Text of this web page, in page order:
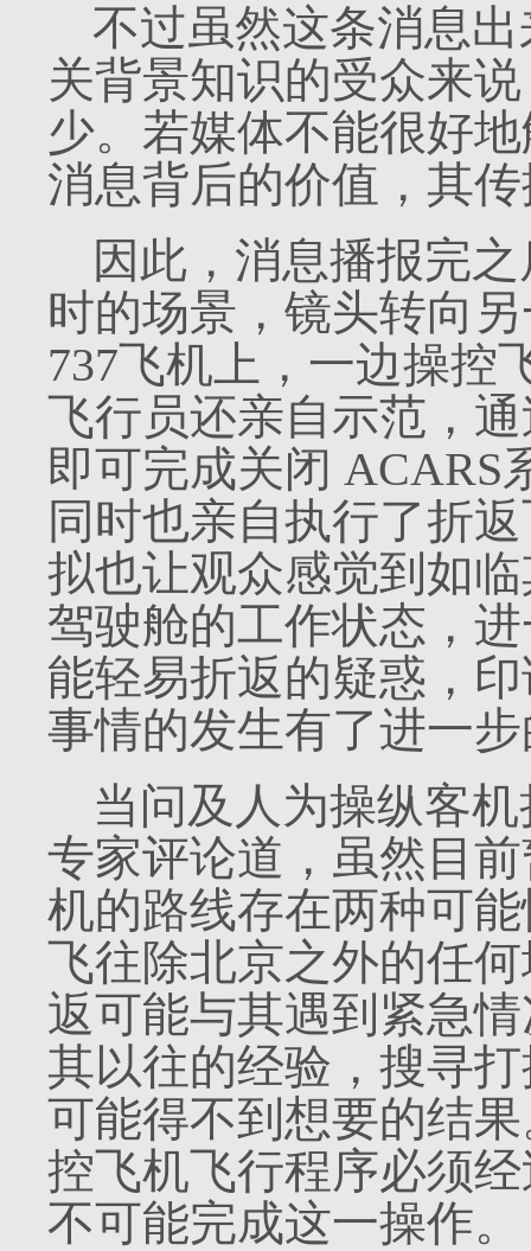
不过虽然这条消息
关背景知识的受众来
少。若媒体不能很好
消息背后的价值，其
因此，消息播报完
时的场景，镜头转向
737飞机上，一边操控
飞行员还亲自示范，
即可完成关闭 ACARS
同时也亲自执行了折
拟也让观众感觉到如
驾驶舱的工作状态，
能轻易折返的疑惑，
事情的发生有了进一
当问及人为操纵客
专家评论道，虽然目
机的路线存在两种可
飞往除北京之外的任
返可能与其遇到紧急
其以往的经验，搜寻
可能得不到想要的结
控飞机飞行程序必须
不可能完成这一操作。